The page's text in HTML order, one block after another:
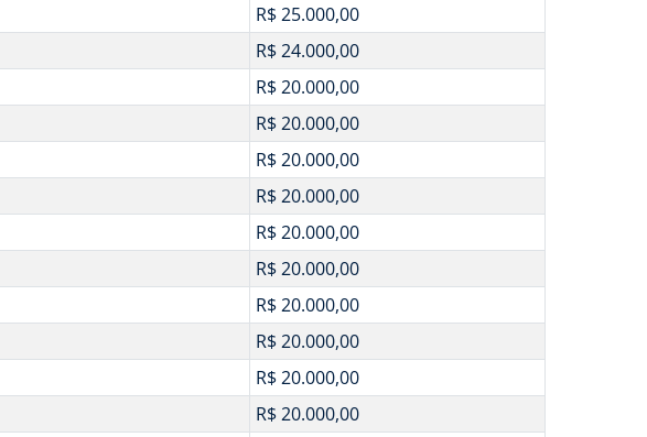
R$ 25.000,00
R$ 24.000,00
R$ 20.000,00
R$ 20.000,00
R$ 20.000,00
R$ 20.000,00
R$ 20.000,00
R$ 20.000,00
R$ 20.000,00
R$ 20.000,00
R$ 20.000,00
R$ 20.000,00